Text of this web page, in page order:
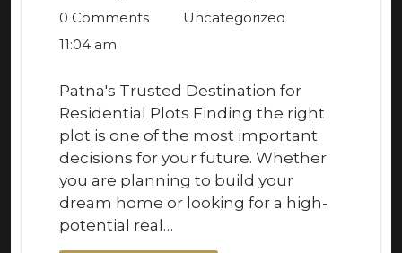
0 Comments
Uncategorized
11:04 am
Patna's Trusted Destination for
Residential Plots Finding the right
plot is one of the most important
decisions for your future. Whether
you are planning to build your
dream home or looking for a high-
potential real…